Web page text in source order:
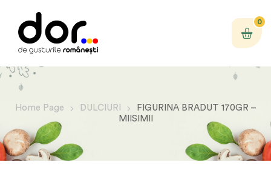
0
Home Page DULCIURI
FIGURINA BRADUT 170GR –
MIISIMII